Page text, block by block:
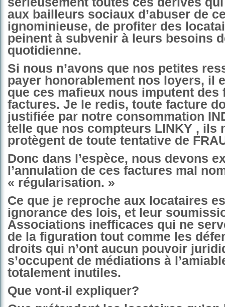
aux bailleurs sociaux d’abuser de
ignominieuse, de profiter des
peinent à subvenir à leurs besoins
quotidienne.
Si nous n’avons que nos petites
payer honorablement nos loyers, il
que ces mafieux nous imputent des
factures. Je le redis, toute facture
justifiée par notre consommation
telle que nos compteurs LINKY , ils
protègent de toute tentative de
Donc dans l’espèce, nous devons
l’annulation de ces factures mal
« régularisation. »
Ce que je reproche aux locataires
ignorance des lois, et leur
Associations inefficaces qui ne
de la figuration tout comme les
droits qui n’ont aucun pouvoir
s’occupent de médiations à
totalement inutiles.
Que vont-il expliquer?